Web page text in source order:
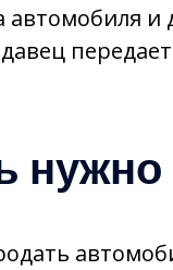
автомобиля